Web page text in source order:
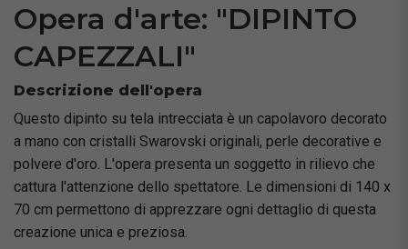
Opera d'arte: "DIPINTO
CAPEZZALI"
Descrizione dell'opera
Questo dipinto su tela intrecciata è un capolavoro decorato
a mano con cristalli Swarovski originali, perle decorative e
polvere d'oro. L'opera presenta un soggetto in rilievo che
cattura l'attenzione dello spettatore. Le dimensioni di 140 x
70 cm permettono di apprezzare ogni dettaglio di questa
creazione unica e preziosa.